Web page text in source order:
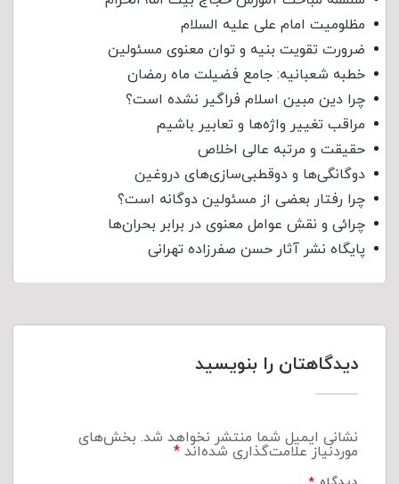
مظلومیت امام علی علیه السلام
ضرورت تقویت بنیه و توان معنوی مسئولین
خطبه شعبانیه: جامع فضیلت ماه رمضان
چرا دین مبین اسلام فراگیر نشده است؟
مراقب تغییر واژه‌ها و تعابیر باشیم
حقیقت و مرتبه عالی اخلاص
دوگانگی‌ها و دوقطبی‌سازی‌های دروغین
چرا رفتار بعضی از مسئولین دوگانه است؟
چرائی و نقش عوامل معنوی در برابر بحران‌ها
پایگاه نشر آثار حسن صفرزاده تهرانی
دیدگاهتان را بنویسید
نشانی ایمیل شما منتشر نخواهد شد. بخش‌های
موردنیاز علامت‌گذاری شده‌اند*